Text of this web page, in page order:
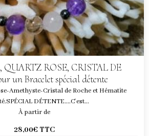
QUARTZ ROSE, CRISTAL DE
un Bracelet spécial détente
Amethyste-Cristal de Roche et Hématite
DÉTENTE....C'est...
À partir de
28,00€ TTC